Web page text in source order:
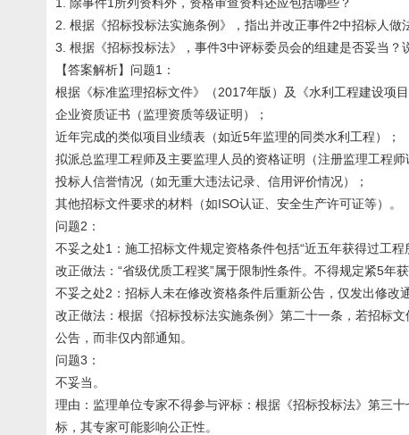
2. 根据《招标投标法实施条例》，指出并改正事件2中招标人做
3. 根据《招标投标法》，事件3中评标委员会的组建是否妥当？
【答案解析】问题1：
根据《标准监理招标文件》（2017年版）及《水利工程建设项
企业资质证书（监理资质等级证明）；
近年完成的类似项目业绩表（如近5年监理的同类水利工程）；
拟派总监理工程师及主要监理人员的资格证明（注册监理工程师
投标人信誉情况（如无重大违法记录、信用评价情况）；
其他招标文件要求的材料（如ISO认证、安全生产许可证等）。
问题2：
不妥之处1：施工招标文件规定资格条件包括“近五年获得过工程
改正做法：“省级优质工程奖”属于限制性条件。不得规定紧5年
不妥之处2：招标人未在修改资格条件后重新公告，仅发出修改
改正做法：根据《招标投标法实施条例》第二十一条，若招标
公告，而非仅内部通知。
问题3：
不妥当。
理由：监理单位专家不得参与评标：根据《招标投标法》第三
标，其专家可能影响公正性。